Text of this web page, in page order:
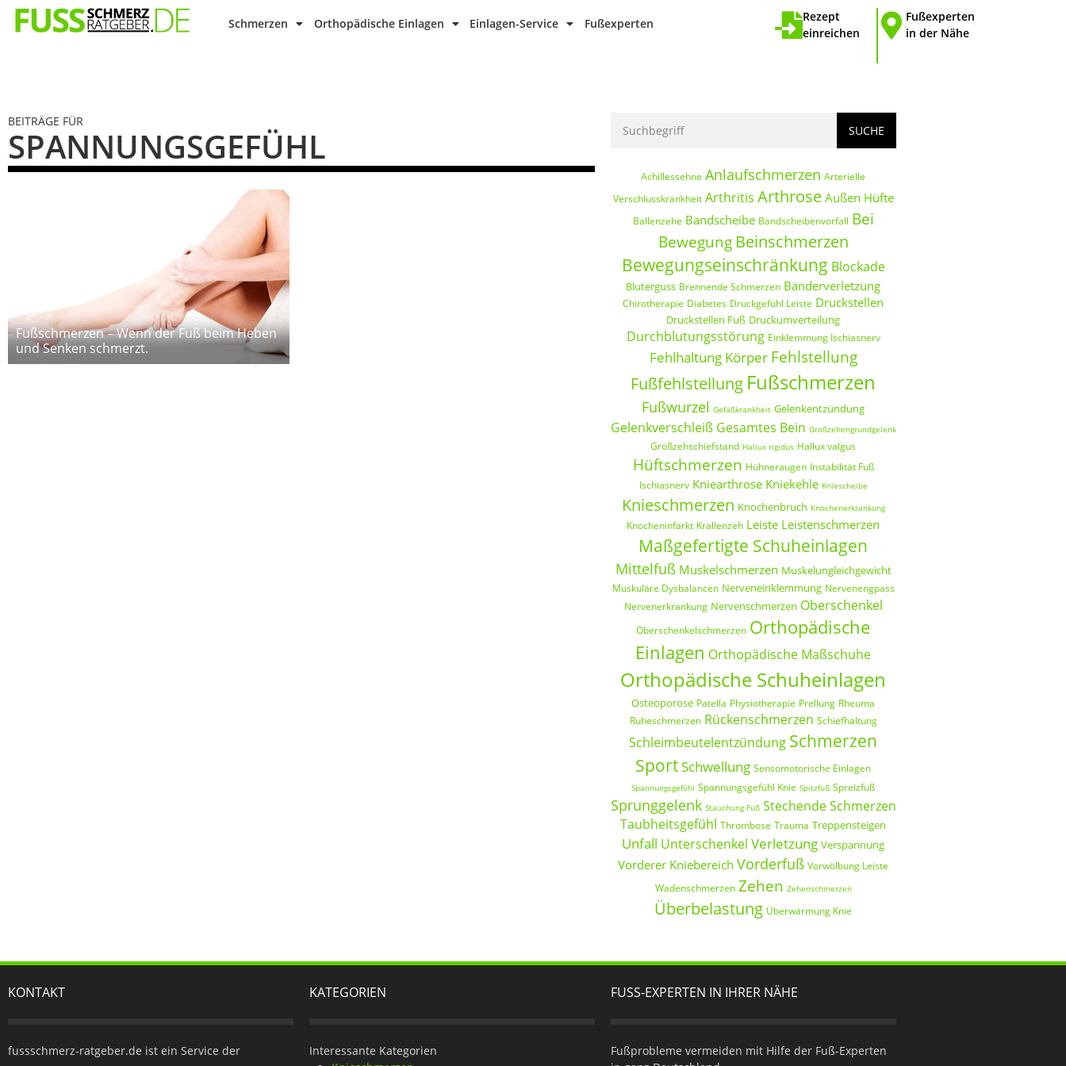
Schmerzen Orthopädische Einlagen Einlagen-Service Fußexperten
Rezept
einreichen
Fußexperten
in der Nähe
BEITRÄGE FÜR
SPANNUNGSGEFÜHL
Fußschmerzen – Wenn der Fuß beim Heben
und Senken schmerzt.
SUCHE
Achillessehne Anlaufschmerzen Arterielle
Verschlusskrankheit Arthritis Arthrose Außen Hüfte
Ballenzehe Bandscheibe Bandscheibenvorfall Bei
Bewegung Beinschmerzen
Bewegungseinschränkung Blockade
Bluterguss Brennende Schmerzen Bänderverletzung
Chirotherapie Diabetes Druckgefühl Leiste Druckstellen
Druckstellen Fuß Druckumverteilung
Durchblutungsstörung Einklemmung Ischiasnerv
Fehlhaltung Körper Fehlstellung
Fußfehlstellung Fußschmerzen
Fußwurzel Gefäßkrankheit Gelenkentzündung
Gelenkverschleiß Gesamtes Bein Großzehengrundgelenk
Großzehschiefstand Hallux rigidus Hallux valgus
Hüftschmerzen Hühneraugen Instabilität Fuß
Ischiasnerv Kniearthrose Kniekehle Kniescheibe
Knieschmerzen Knochenbruch Knochenerkrankung
Knocheninfarkt Krallenzeh Leiste Leistenschmerzen
Maßgefertigte Schuheinlagen
Mittelfuß Muskelschmerzen Muskelungleichgewicht
Muskuläre Dysbalancen Nerveneinklemmung Nervenengpass
Nervenerkrankung Nervenschmerzen Oberschenkel
Oberschenkelschmerzen Orthopädische
Einlagen Orthopädische Maßschuhe
Orthopädische Schuheinlagen
Osteoporose Patella Physiotherapie Prellung Rheuma
Ruheschmerzen Rückenschmerzen Schiefhaltung
Schleimbeutelentzündung Schmerzen
SportSchwellung Sensomotorische Einlagen
Spannungsgefühl Spannungsgefühl Knie Spitzfuß Spreizfuß
Sprunggelenk Stauchung Fuß Stechende Schmerzen
Taubheitsgefühl Thrombose Trauma Treppensteigen
Unfall Unterschenkel Verletzung Verspannung
Vorderer Kniebereich Vorderfuß Vorwölbung Leiste
Wadenschmerzen Zehen Zehenschmerzen
Überbelastung Überwärmung Knie
KONTAKT
fussschmerz-ratgeber.de ist ein Service der
KATEGORIEN
Interessante Kategorien
FUSS-EXPERTEN IN IHRER NÄHE
Fußprobleme vermeiden mit Hilfe der Fuß-Experten